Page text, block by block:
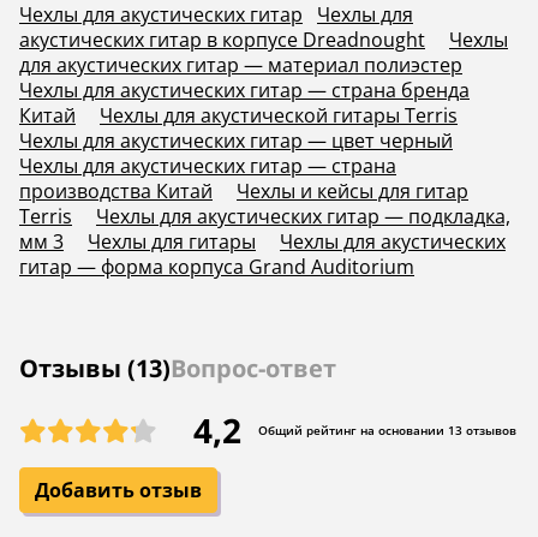
Чехлы для акустических гитар
Чехлы для
акустических гитар в корпусе Dreadnought
Чехлы
для акустических гитар — материал полиэстер
Чехлы для акустических гитар — страна бренда
Китай
Чехлы для акустической гитары Terris
Чехлы для акустических гитар — цвет черный
Чехлы для акустических гитар — страна
производства Китай
Чехлы и кейсы для гитар
Terris
Чехлы для акустических гитар — подкладка,
мм 3
Чехлы для гитары
Чехлы для акустических
гитар — форма корпуса Grand Auditorium
Отзывы (13)Вопрос-ответ
4,2 Общий рейтинг на основании 13 отзывов
Добавить отзыв